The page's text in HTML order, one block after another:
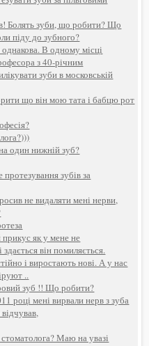
Болять зуби, що робити? Що
піду до зубного?
В одному місці
з 40-річним
зуби в московській
що він мою тата і бабцю рот
один нижній зуб?
зубів за
не видаляти мені нерви,
як у мене не
він помиляється.
і виростають нові. А у нас
..
зуб !! Що робити?
році мені вирвали нерв з зуба
Маю на увазі